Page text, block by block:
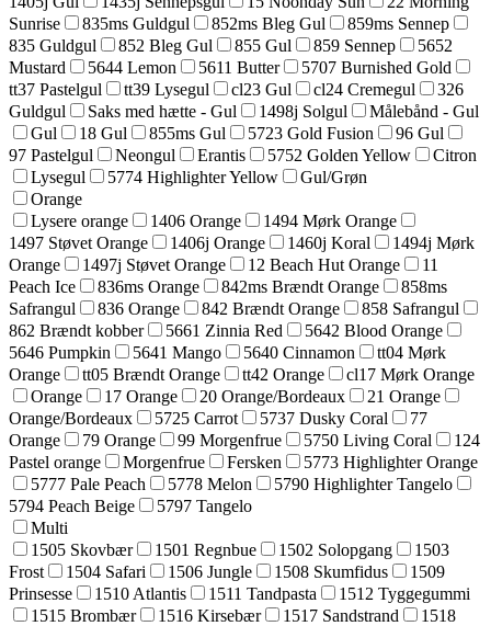
Sunrise
835ms Guldgul 852ms Bleg Gul
859ms Sennep
835 Guldgul
852 Bleg Gul 855 Gul 859 Sennep
5652
Mustard
5644 Lemon 5611 Butter
5707 Burnished Gold
tt37 Pastelgul
tt39 Lysegul cl23 Gul cl24 Cremegul
326
Guldgul
Saks med hætte - Gul 1498j Solgul
Målebånd - Gul
Gul
18 Gul 855ms Gul 5723 Gold Fusion
96 Gul
97 Pastelgul
Neongul Erantis 5752 Golden Yellow
Citron
Lysegul
5774 Highlighter Yellow
Gul/Grøn
Orange
Lysere orange
1406 Orange
1494 Mørk Orange
1497 Støvet Orange
1406j Orange 1460j Koral
1494j Mørk
Orange
1497j Støvet Orange 12 Beach Hut Orange
11
Peach Ice
836ms Orange 842ms Brændt Orange
858ms
Safrangul
836 Orange 842 Brændt Orange
858 Safrangul
862 Brændt kobber
5661 Zinnia Red
5642 Blood Orange
5646 Pumpkin
5641 Mango 5640 Cinnamon
tt04 Mørk
Orange
tt05 Brændt Orange tt42 Orange
cl17 Mørk Orange
Orange
17 Orange 20 Orange/Bordeaux
21 Orange
Orange/Bordeaux
5725 Carrot 5737 Dusky Coral
77
Orange
79 Orange 99 Morgenfrue 5750 Living Coral
124
Pastel orange
Morgenfrue Fersken
5773 Highlighter Orange
5777 Pale Peach
5778 Melon
5790 Highlighter Tangelo
5794 Peach Beige
5797 Tangelo
Multi
1505 Skovbær
1501 Regnbue 1502 Solopgang
1503
Frost
1504 Safari 1506 Jungle 1508 Skumfidus
1509
Prinsesse
1510 Atlantis 1511 Tandpasta
1512 Tyggegummi
1515 Brombær
1516 Kirsebær 1517 Sandstrand
1518